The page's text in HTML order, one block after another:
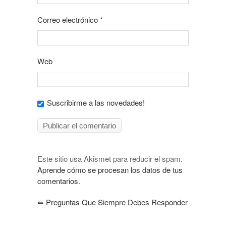
Correo electrónico*
Web
Suscribirme a las novedades!
Este sitio usa Akismet para reducir el spam.
Aprende cómo se procesan los datos de tus
comentarios.
⇐ Preguntas Que Siempre Debes Responder